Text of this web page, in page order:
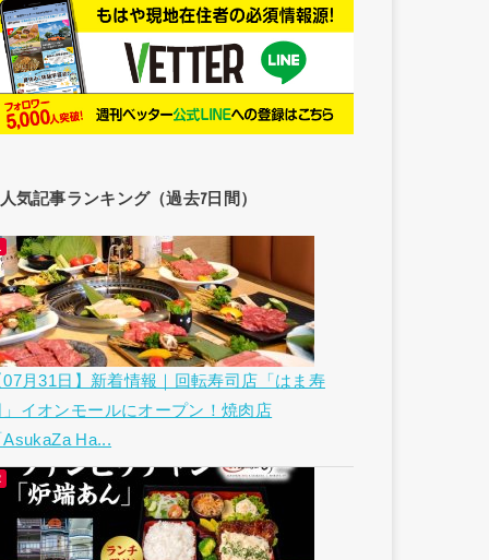
人気記事ランキング（過去7日間）
07月31日】新着情報｜回転寿司店「はま寿
」イオンモールにオープン！焼肉店
AsukaZa Ha...